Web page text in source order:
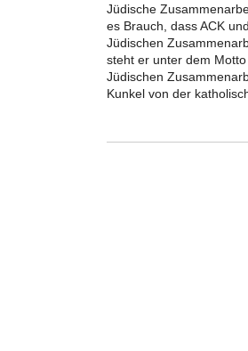
Jüdische
es Brauch, dass ACK
Jüdischen
steht er unter dem
Jüdischen
Kunkel von der